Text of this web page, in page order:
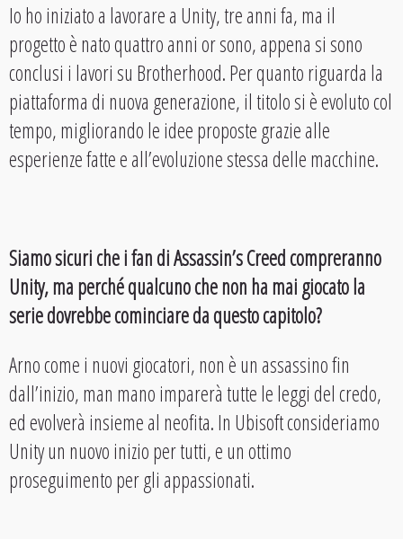
Io ho iniziato a lavorare a Unity, tre anni fa, ma il
progetto è nato quattro anni or sono, appena si sono
conclusi i lavori su Brotherhood. Per quanto riguarda la
piattaforma di nuova generazione, il titolo si è evoluto col
tempo, migliorando le idee proposte grazie alle
esperienze fatte e all’evoluzione stessa delle macchine.
Siamo sicuri che i fan di Assassin’s Creed compreranno
Unity, ma perché qualcuno che non ha mai giocato la
serie dovrebbe cominciare da questo capitolo?
Arno come i nuovi giocatori, non è un assassino fin
dall’inizio, man mano imparerà tutte le leggi del credo,
ed evolverà insieme al neofita. In Ubisoft consideriamo
Unity un nuovo inizio per tutti, e un ottimo
proseguimento per gli appassionati.